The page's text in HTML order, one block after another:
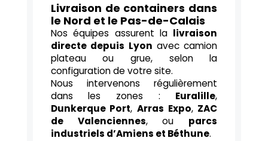
Livraison de containers dans
le Nord et le Pas-de-Calais
Nos équipes assurent la livraison
directe depuis Lyon avec camion
plateau ou grue, selon la
configuration de votre site.
Nous intervenons régulièrement
dans les zones : Euralille,
Dunkerque Port,Arras Expo, ZAC
de Valenciennes, ou parcs
industriels d’Amiens et Béthune.